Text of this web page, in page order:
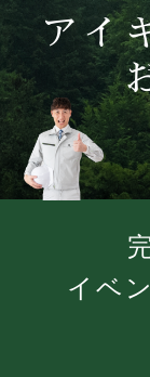
アイ
イベ